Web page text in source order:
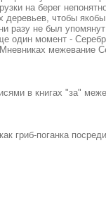
на берег
чтобы
разу не был
один момент -
межевание
в книгах "за"
поганка посреди